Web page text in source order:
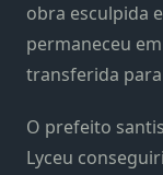
obra esculpida
permaneceu
transferida
O prefeito
Lyceu